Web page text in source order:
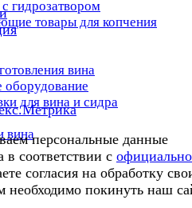
гидрозатвором
товары для копчения
вина
оборудование
для вина и сидра
винаперсональные данные
в соответствии с
согласия на обработку
необходимо покинуть наш